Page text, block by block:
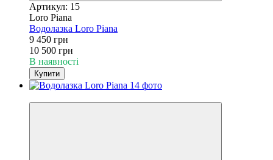
Артикул: 15
Loro Piana
Водолазка Loro Piana
9 450 грн
10 500 грн
В наявності
Купити